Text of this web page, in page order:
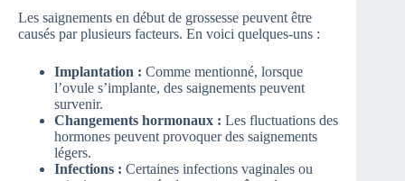
Les saignements en début de grossesse peuvent être
causés par plusieurs facteurs. En voici quelques-uns :
Implantation : Comme mentionné, lorsque
l’ovule s’implante, des saignements peuvent
survenir.
Changements hormonaux : Les fluctuations des
hormones peuvent provoquer des saignements
légers.
Infections : Certaines infections vaginales ou